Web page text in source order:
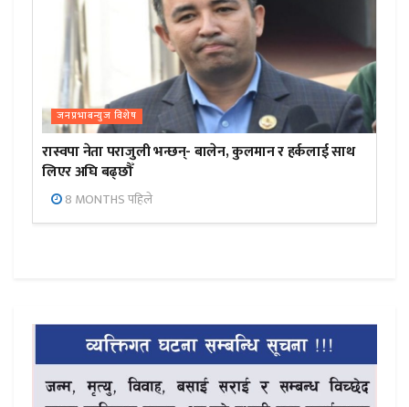
जनप्रभाबन्युज विशेष
रास्वपा नेता पराजुली भन्छन्- बालेन, कुलमान र हर्कलाई साथ
लिएर अघि बढ्छौँ
8 MONTHS पहिले